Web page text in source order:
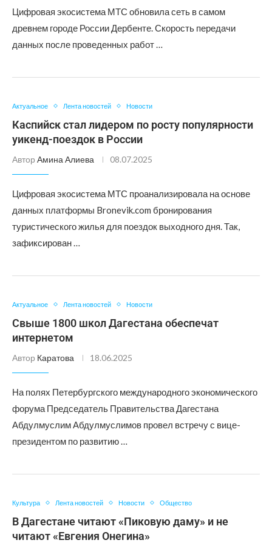
Цифровая экосистема МТС обновила сеть в самом
древнем городе России Дербенте. Скорость передачи
данных после проведенных работ …
Актуальное Лента новостей Новости
Каспийск стал лидером по росту популярности
уикенд-поездок в России
Автор Амина Алиева 08.07.2025
Цифровая экосистема МТС проанализировала на основе
данных платформы Bronevik.com бронирования
туристического жилья для поездок выходного дня. Так,
зафиксирован …
Актуальное Лента новостей Новости
Свыше 1800 школ Дагестана обеспечат
интернетом
Автор Каратова 18.06.2025
На полях Петербургского международного экономического
форума Председатель Правительства Дагестана
Абдулмуслим Абдулмуслимов провел встречу с вице-
президентом по развитию …
Культура Лента новостей Новости Общество
В Дагестане читают «Пиковую даму» и не
читают «Евгения Онегина»